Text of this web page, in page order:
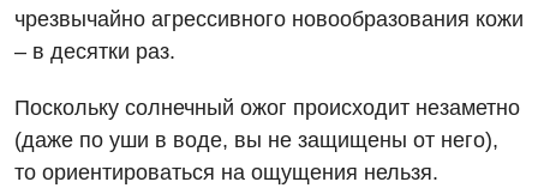
Хирургическое отделение
Эндокринология
Для детей
Детская аллергология
чрезвычайно агрессивного новообразования кожи
– в десятки раз.
Поскольку солнечный ожог происходит незаметно
(даже по уши в воде, вы не защищены от него),
то ориентироваться на ощущения нельзя.